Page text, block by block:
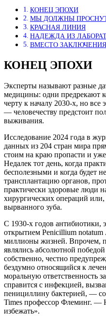
КОНЕЦ ЭПОХИ
МЫ ДОЛЖНЫ
КРАСНАЯ ЛИНИЯ
НАДЕЖДА ИЗ
ВМЕСТО ЗАКЛЮЧЕНИЯ
КОНЕЦ ЭПОХИ
Эксперты называют разные
медицины: одни предрекают
черту к началу 2030-х, но все
— человечеству предстоит
выживания.
Исследование 2024 года в
данных из 204 стран мира
стоим на краю пропасти и
Недалек тот день, когда
бесполезными и когда будет
трансплантацию органов,
практически здоровые люди
хирургических операций или,
вырванного зуба.
С 1930-х годов антибиотики,
открытием Penicillium
миллионы жизней. Впрочем,
являлись абсолютной
собственно, честно
бездумно относящийся к
моральную ответственность
справится с инфекцией,
пенициллину бактерией, —
Times профессор Флеминг. —
избежать».